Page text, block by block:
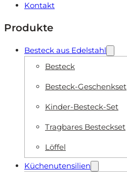
Kontakt
Produkte
Besteck aus Edelstahl
Besteck
Besteck-Geschenkset
Kinder-Besteck-Set
Tragbares Besteckset
Löffel
Küchenutensilien